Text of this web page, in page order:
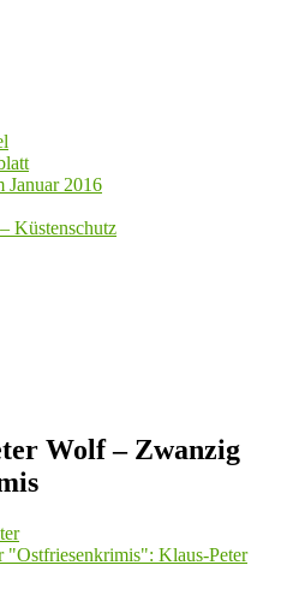
Januar 2016
Küstenschutz
Wolf – Zwanzig
Klaus-Peter